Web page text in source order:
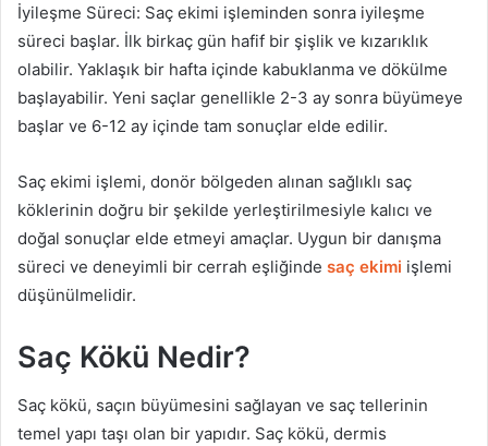
İyileşme Süreci: Saç ekimi işleminden sonra iyileşme
süreci başlar. İlk birkaç gün hafif bir şişlik ve kızarıklık
olabilir. Yaklaşık bir hafta içinde kabuklanma ve dökülme
başlayabilir. Yeni saçlar genellikle 2-3 ay sonra büyümeye
başlar ve 6-12 ay içinde tam sonuçlar elde edilir.
Saç ekimi işlemi, donör bölgeden alınan sağlıklı saç
köklerinin doğru bir şekilde yerleştirilmesiyle kalıcı ve
doğal sonuçlar elde etmeyi amaçlar. Uygun bir danışma
süreci ve deneyimli bir cerrah eşliğinde saç ekimi işlemi
düşünülmelidir.
Saç Kökü Nedir?
Saç kökü, saçın büyümesini sağlayan ve saç tellerinin
temel yapı taşı olan bir yapıdır. Saç kökü, dermis